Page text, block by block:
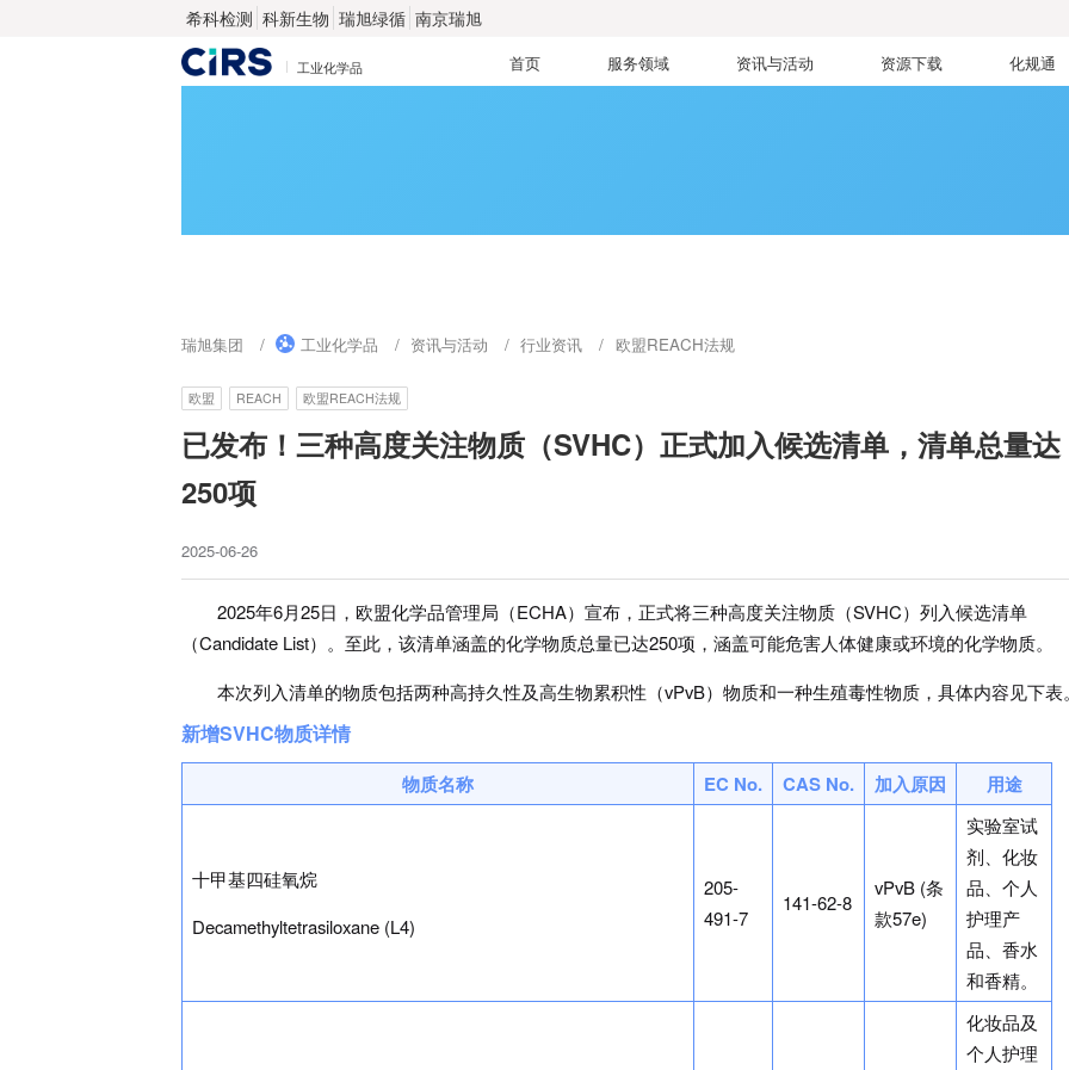
希科检测 科新生物 瑞旭绿循 南京瑞旭
工业化学品 首页 服务领域 资讯与活动 资源下载 化规通
瑞旭集团 工业化学品 资讯与活动 行业资讯 欧盟REACH法规
欧盟 REACH 欧盟REACH法规
已发布！三种高度关注物质（SVHC）正式加入候选清单，清单总量达
250项
2025-06-26
2025年6月25日，欧盟化学品管理局（ECHA）宣布，正式将三种高度关注物质（SVHC）列入候选清单
（Candidate List）。至此，该清单涵盖的化学物质总量已达250项，涵盖可能危害人体健康或环境的化学物质。
本次列入清单的物质包括两种高持久性及高生物累积性（vPvB）物质和一种生殖毒性物质，具体内容见下表。
新增SVHC物质详情
物质名称 EC No. CAS No. 加入原因 用途
十甲基四硅氧烷
Decamethyltetrasiloxane (L4)
205-
491-7
141-62-8
vPvB (条
款57e)
实验室试
剂、化妆
品、个人
护理产
品、香水
和香精。
化妆品及
个人护理